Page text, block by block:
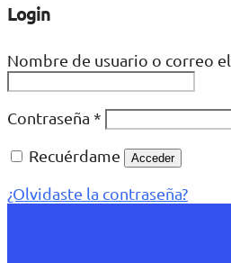
Login
Nombre de usuario o correo
Contraseña *
Recuérdame
Acceder
¿Olvidaste la contraseña?